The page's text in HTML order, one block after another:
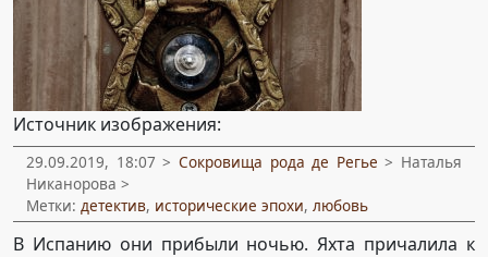
Источник изображения:
29.09.2019, 18:07 > Сокровища рода де Регье > Наталья
Никанорова >
Метки: детектив, исторические эпохи, любовь
В Испанию они прибыли ночью. Яхта причалила к